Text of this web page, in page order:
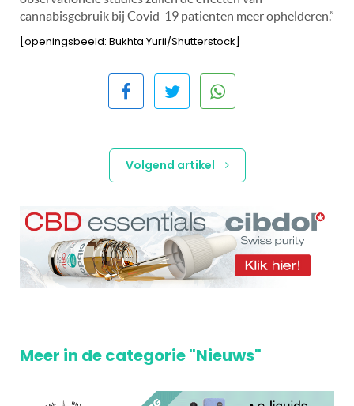
cannabisgebruik bij Covid-19 patiënten meer ophelderen.”
[openingsbeeld: Bukhta Yurii/Shutterstock]
Volgend artikel
Meer in de categorie "Nieuws"